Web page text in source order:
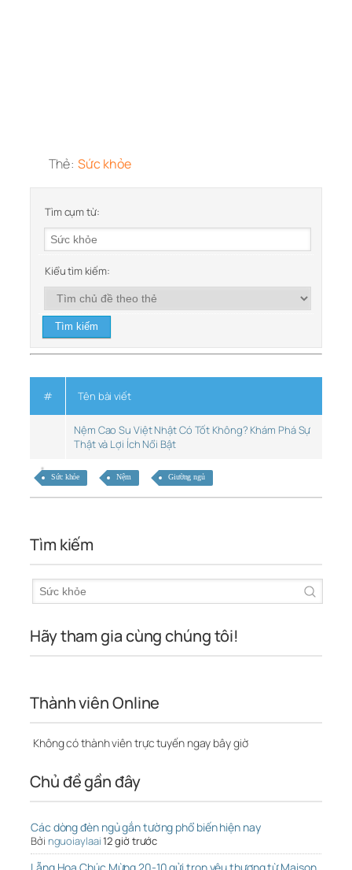
Thẻ:Sức khỏe
Tìm cụm từ:
Kiểu tìm kiếm:
# Tên bài viết
Nệm Cao Su Việt Nhật Có Tốt Không? Khám Phá Sự
Thật và Lợi Ích Nổi Bật
Sức khỏe Nệm Giường ngủ
Tìm kiếm
Hãy tham gia cùng chúng tôi!
Thành viên Online
Không có thành viên trực tuyến ngay bây giờ
Chủ đề gần đây
Các dòng đèn ngủ gắn tường phổ biến hiện nay
Bởi nguoiaylaai12 giờ trước